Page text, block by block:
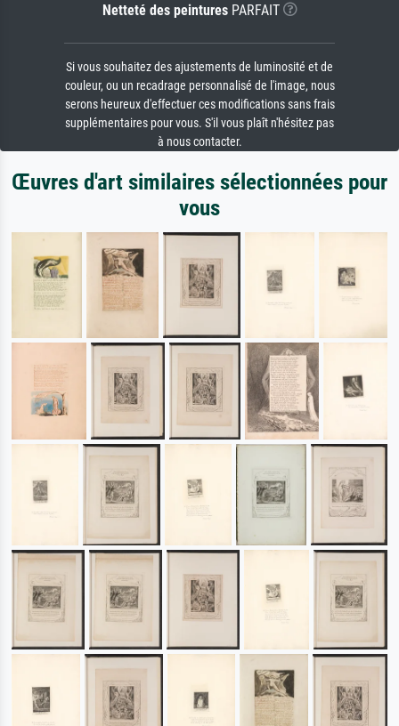
Netteté des peinturesPARFAIT
Si vous souhaitez des ajustements de luminosité et de
couleur, ou un recadrage personnalisé de l'image, nous
serons heureux d'effectuer ces modifications sans frais
supplémentaires pour vous. S'il vous plaît n'hésitez pas
à nous contacter.
Œuvres d'art similaires sélectionnées pour
vous